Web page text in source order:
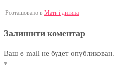
Розташовано в Мати і дитина
Залишити коментар
Ваш e-mail не будет опубликован.
*